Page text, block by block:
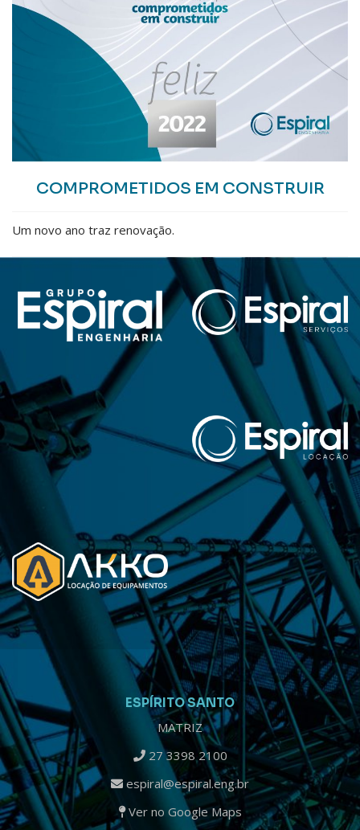
COMPROMETIDOS EM CONSTRUIR
Um novo ano traz renovação.
ESPÍRITO SANTO
MATRIZ
27 3398 2100
espiral@espiral.eng.br
Ver no Google Maps